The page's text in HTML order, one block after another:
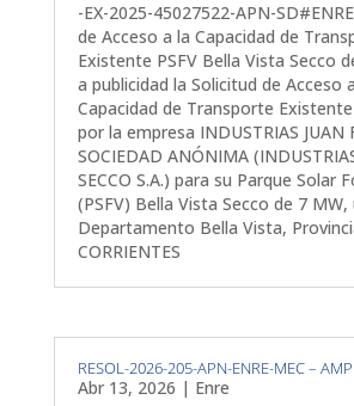
-EX-2025-45027522-APN-
de Acceso a la Capacidad de
Existente PSFV Bella Vista Secco
a publicidad la Solicitud de Acceso
Capacidad de Transporte
por la empresa INDUSTRIAS JUAN
SOCIEDAD ANÓNIMA
SECCO S.A.) para su Parque Solar
(PSFV) Bella Vista Secco de 7
Departamento Bella Vista,
CORRIENTES
RESOL-2026-205-APN-ENRE-MEC –
Abr 13, 2026 | Enre